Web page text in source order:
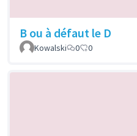
B ou à défaut le D
Kowalski 0 0